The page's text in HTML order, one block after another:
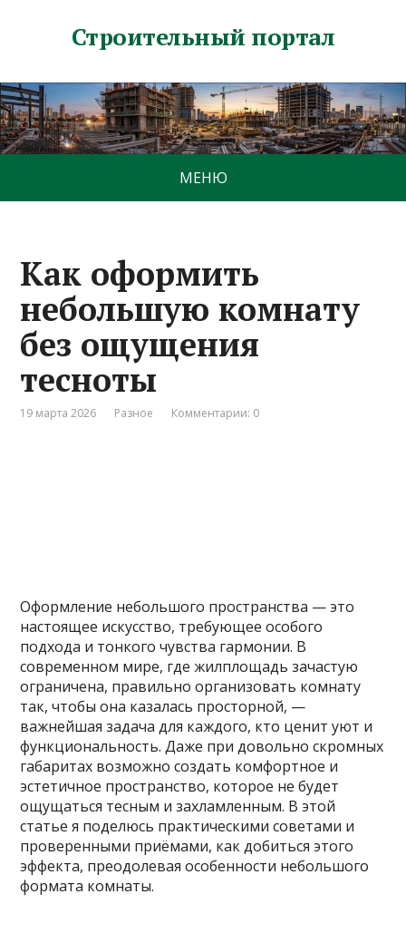
Строительный портал
МЕНЮ
Как оформить
небольшую комнату
без ощущения
тесноты
19 марта 2026 Разное Комментарии: 0
Оформление небольшого пространства — это
настоящее искусство, требующее особого
подхода и тонкого чувства гармонии. В
современном мире, где жилплощадь зачастую
ограничена, правильно организовать комнату
так, чтобы она казалась просторной, —
важнейшая задача для каждого, кто ценит уют и
функциональность. Даже при довольно скромных
габаритах возможно создать комфортное и
эстетичное пространство, которое не будет
ощущаться тесным и захламленным. В этой
статье я поделюсь практическими советами и
проверенными приёмами, как добиться этого
эффекта, преодолевая особенности небольшого
формата комнаты.